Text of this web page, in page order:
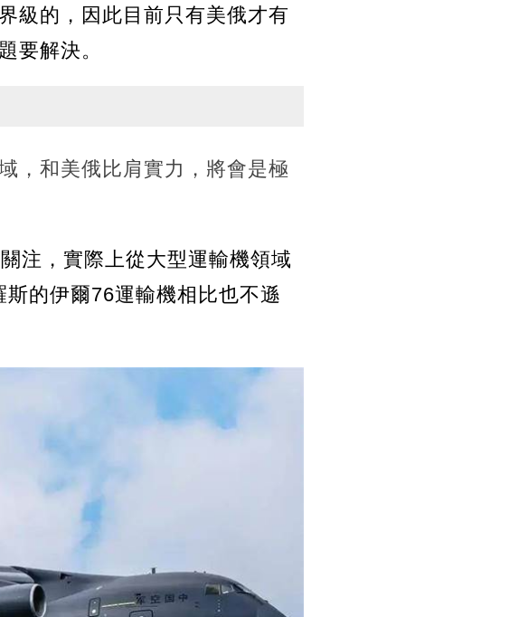
級的，因此目前只有美俄才有
要解決。
，和美俄比肩實力，將會是極
注，實際上從大型運輸機領域
的伊爾76運輸機相比也不遜